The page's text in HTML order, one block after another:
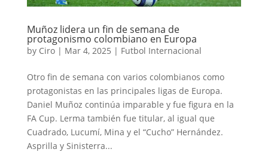
Muñoz lidera un fin de semana de
protagonismo colombiano en Europa
by Ciro| Mar 4, 2025 | Futbol Internacional
Otro fin de semana con varios colombianos como
protagonistas en las principales ligas de Europa.
Daniel Muñoz continúa imparable y fue figura en la
FA Cup. Lerma también fue titular, al igual que
Cuadrado, Lucumí, Mina y el “Cucho” Hernández.
Asprilla y Sinisterra...